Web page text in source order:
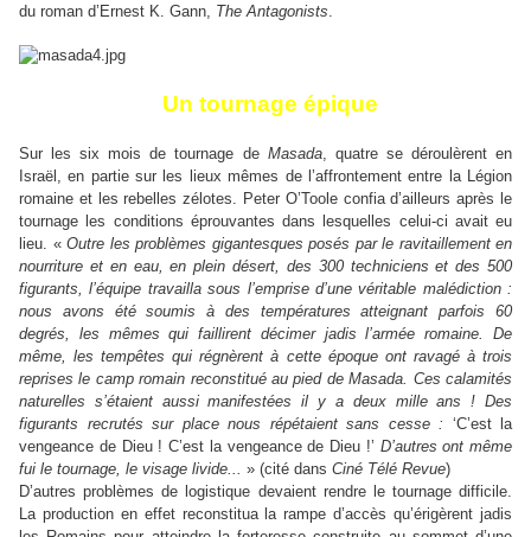
du roman d’Ernest K. Gann, The Antagonists.
Un tournage épique
Sur les six mois de tournage de Masada, quatre se déroulèrent en
Israël, en partie sur les lieux mêmes de l’affrontement entre la Légion
romaine et les rebelles zélotes. Peter O’Toole confia d’ailleurs après le
tournage les conditions éprouvantes dans lesquelles celui-ci avait eu
lieu. « Outre les problèmes gigantesques posés par le ravitaillement en
nourriture et en eau, en plein désert, des 300 techniciens et des 500
figurants, l’équipe travailla sous l’emprise d’une véritable malédiction :
nous avons été soumis à des températures atteignant parfois 60
degrés, les mêmes qui faillirent décimer jadis l’armée romaine. De
même, les tempêtes qui régnèrent à cette époque ont ravagé à trois
reprises le camp romain reconstitué au pied de Masada. Ces calamités
naturelles s’étaient aussi manifestées il y a deux mille ans ! Des
figurants recrutés sur place nous répétaient sans cesse : ‘C’est la
vengeance de Dieu ! C’est la vengeance de Dieu !’ D’autres ont même
fui le tournage, le visage livide... » (cité dans Ciné Télé Revue)
D’autres problèmes de logistique devaient rendre le tournage difficile.
La production en effet reconstitua la rampe d’accès qu’érigèrent jadis